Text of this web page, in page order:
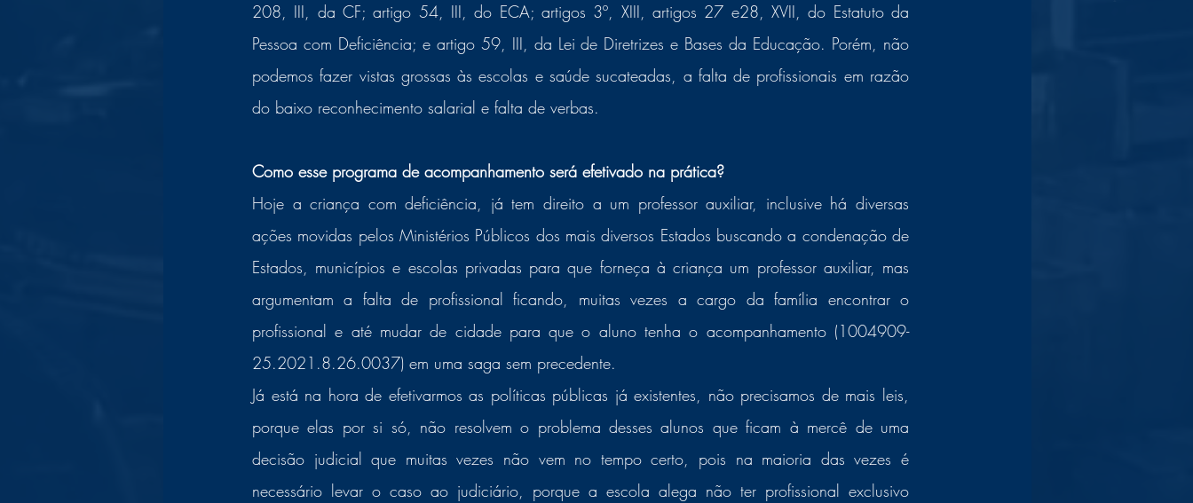
208, III, da CF; artigo 54, III, do ECA; artigos 3º, XIII, artigos 27 e28, XVII, do Estatuto da
Pessoa com Deficiência; e artigo 59, III, da Lei de Diretrizes e Bases da Educação. Porém, não
podemos fazer vistas grossas às escolas e saúde sucateadas, a falta de profissionais em razão
do baixo reconhecimento salarial e falta de verbas.
Como esse programa de acompanhamento será efetivado na prática?
Hoje a criança com deficiência, já tem direito a um professor auxiliar, inclusive há diversas
ações movidas pelos Ministérios Públicos dos mais diversos Estados buscando a condenação de
Estados, municípios e escolas privadas para que forneça à criança um professor auxiliar, mas
argumentam a falta de profissional ficando, muitas vezes a cargo da família encontrar o
profissional e até mudar de cidade para que o aluno tenha o acompanhamento (1004909-
25.2021.8.26.0037) em uma saga sem precedente.
Já está na hora de efetivarmos as políticas públicas já existentes, não precisamos de mais leis,
porque elas por si só, não resolvem o problema desses alunos que ficam à mercê de uma
decisão judicial que muitas vezes não vem no tempo certo, pois na maioria das vezes é
necessário levar o caso ao judiciário, porque a escola alega não ter profissional exclusivo